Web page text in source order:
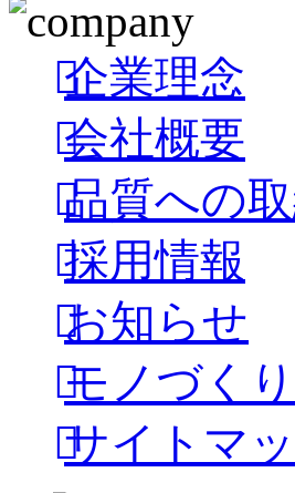
企業理念
会社概要
品質への
採用情報
お知らせ
モノづく
サイトマ